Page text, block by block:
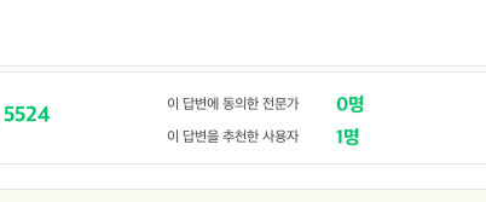
5524 이 답변에 동의한 전문가 0명
이 답변을 추천한 사용자 1명